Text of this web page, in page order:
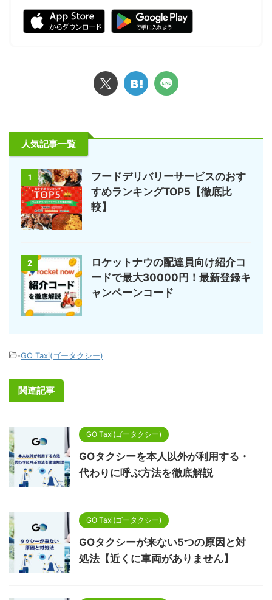
人気記事一覧
1
フードデリバリーサービスのおす
すめランキングTOP5【徹底比
較】
2
ロケットナウの配達員向け紹介コ
ードで最大30000円！最新登録キ
ャンペーンコード
-GO Taxi(ゴータクシー)
関連記事
GO Taxi(ゴータクシー)
GOタクシーを本人以外が利用する・
代わりに呼ぶ方法を徹底解説
GO Taxi(ゴータクシー)
GOタクシーが来ない5つの原因と対
処法【近くに車両がありません】